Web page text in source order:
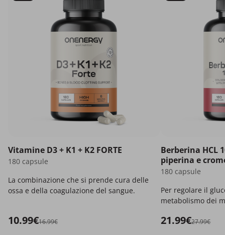
Vitamine D3 + K1 + K2 FORTE
180 capsule
La combinazione che si prende cura delle
ossa e della coagulazione del sangue.
10.99€16.99€
Berberina HCL
piperina e
180 capsule
Per regolare il
metabolismo dei
21.99€27.99€